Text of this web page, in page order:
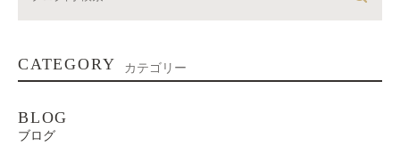
CATEGORY カテゴリー
BLOG
ブログ